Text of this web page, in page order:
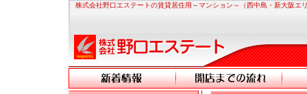
株式会社野口エステートの賃貸居住用～マンション～（西中島・新大阪エ